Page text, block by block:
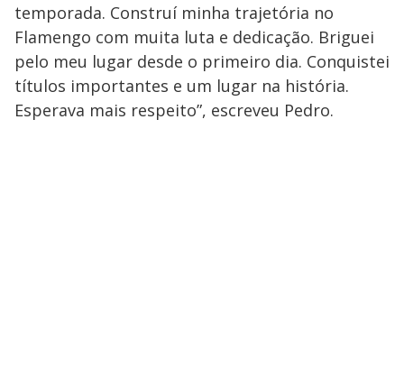
temporada. Construí minha trajetória no
Flamengo com muita luta e dedicação. Briguei
pelo meu lugar desde o primeiro dia. Conquistei
títulos importantes e um lugar na história.
Esperava mais respeito”, escreveu Pedro.